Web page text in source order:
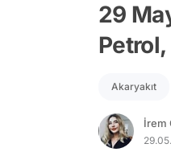
29
Petrol,
Akaryakıt
İrem